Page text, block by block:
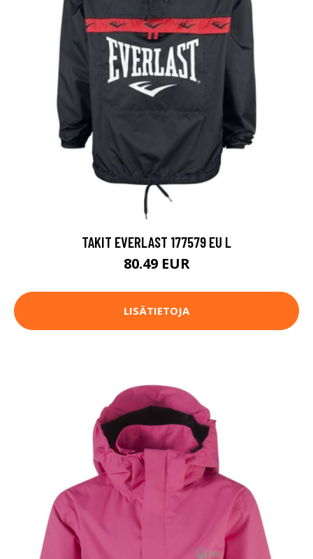
TAKIT EVERLAST 177579 EU L
80.49 EUR
LISÄTIETOJA